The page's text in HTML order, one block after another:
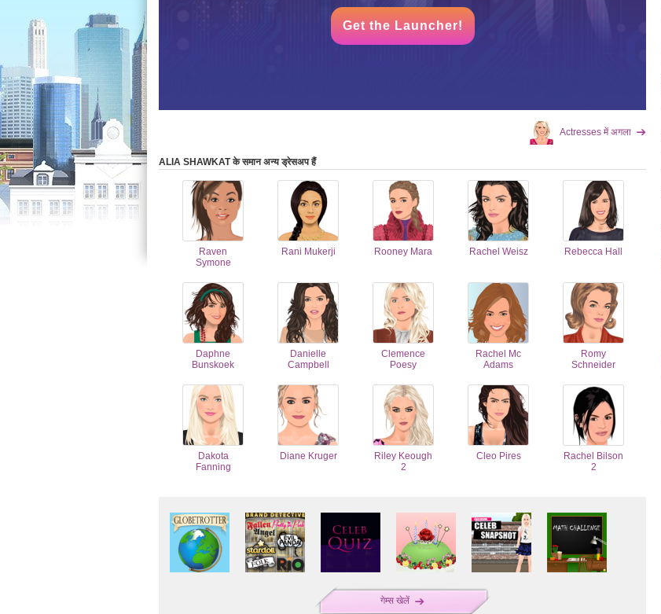
Get the Launcher!
Actresses में अगला
ALIA SHAWKAT के समान अन्य ड्रेसअप हैं
Raven
Symone
Rani Mukerji Rooney Mara Rachel Weisz Rebecca Hall
Daphne
Bunskoek
Danielle
Campbell
Clemence
Poesy
Rachel Mc
Adams
Romy
Schneider
Dakota
Fanning
Diane Kruger
Riley Keough
2
Cleo Pires
Rachel Bilson
2
गेम्स खेलें